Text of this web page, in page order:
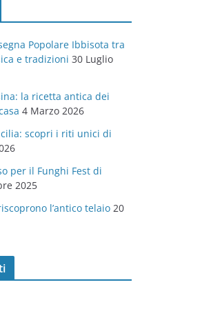
Popolare Ibbisota tra
e tradizioni 30 Luglio
la ricetta antica dei
4 Marzo 2026
scopri i riti unici di
per il Funghi Fest di
2025
l’antico telaio 20